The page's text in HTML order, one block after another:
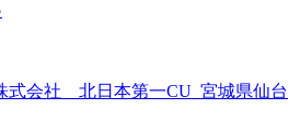
式会社 北日本第一CU_宮城県仙台